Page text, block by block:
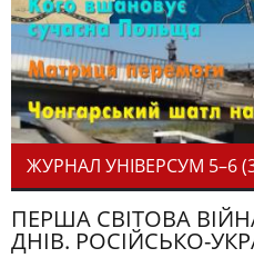
ЖУРНАЛ УНІВЕРСУМ 5–6
ПЕРША СВІТОВА
ДНІВ. РОСІЙСЬКО-